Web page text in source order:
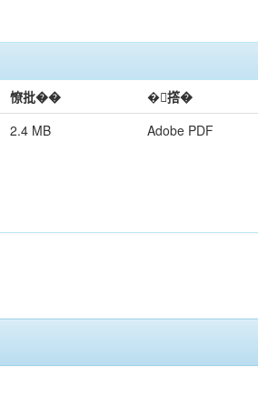
憭批��
�撘�
2.4 MB Adobe PDF